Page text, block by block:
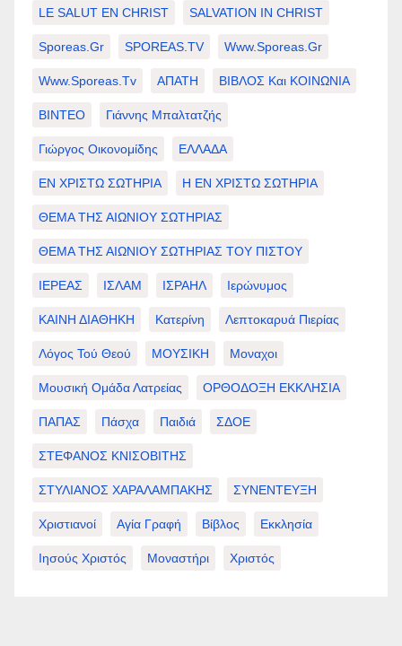
LE SALUT EN CHRIST SALVATION IN CHRIST
Sporeas.gr SPOREAS.TV Www.sporeas.gr
Www.sporeas.tv ΑΠΑΤΗ ΒΙΒΛΟΣ Και ΚΟΙΝΩΝΙΑ
ΒΙΝΤΕΟ Γιάννης Μπαλτατζής
Γιώργος Οικονομίδης ΕΛΛΑΔΑ
ΕΝ ΧΡΙΣΤΩ ΣΩΤΗΡΙΑ Η ΕΝ ΧΡΙΣΤΩ ΣΩΤΗΡΙΑ
ΘΕΜΑ ΤΗΣ ΑΙΩΝΙΟΥ ΣΩΤΗΡΙΑΣ
ΘΕΜΑ ΤΗΣ ΑΙΩΝΙΟΥ ΣΩΤΗΡΙΑΣ ΤΟΥ ΠΙΣΤΟΥ
ΙΕΡΕΑΣ ΙΣΛΑΜ ΙΣΡΑΗΛ Ιερώνυμος
ΚΑΙΝΗ ΔΙΑΘΗΚΗ Κατερίνη Λεπτοκαρυά Πιερίας
Λόγος Τού Θεού ΜΟΥΣΙΚΗ Μοναχοι
Μουσική Ομάδα Λατρείας ΟΡΘΟΔΟΞΗ ΕΚΚΛΗΣΙΑ
ΠΑΠΑΣ Πάσχα Παιδιά ΣΔΟΕ
ΣΤΕΦΑΝΟΣ ΚΝΙΣΟΒΙΤΗΣ
ΣΤΥΛΙΑΝΟΣ ΧΑΡΑΛΑΜΠΑΚΗΣ ΣΥΝΕΝΤΕΥΞΗ
Χριστιανοί Αγία Γραφή Βίβλος Εκκλησία
Ιησούς Χριστός Μοναστήρι Χριστός